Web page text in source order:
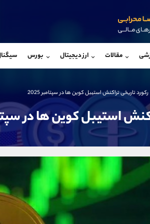
مقالات ارز دیجیتال بورس
رکورد تاریخی تراکنش استیبل کوین ها در سپتامبر 2025
استیبل کوین ها در
داخلی